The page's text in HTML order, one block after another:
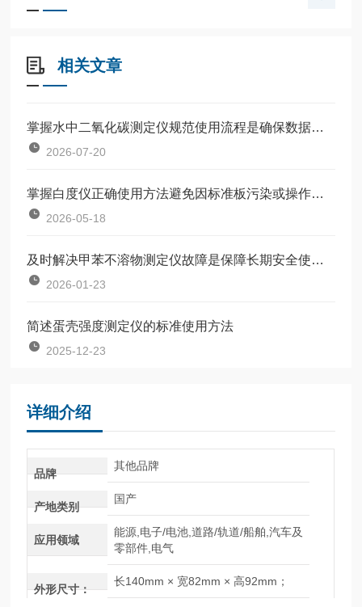
相关文章
掌握水中二氧化碳测定仪规范使用流程是确保数据准确可靠的前提
2026-07-20
掌握白度仪正确使用方法避免因标准板污染或操作不规范引入误差
2026-05-18
及时解决甲苯不溶物测定仪故障是保障长期安全使用的关键
2026-01-23
简述蛋壳强度测定仪的标准使用方法
2025-12-23
详细介绍
品牌
其他品牌
产地类别
国产
应用领域
能源,电子/电池,道路/轨道/船舶,汽车及
零部件,电气
外形尺寸：
长140mm × 宽82mm × 高92mm；